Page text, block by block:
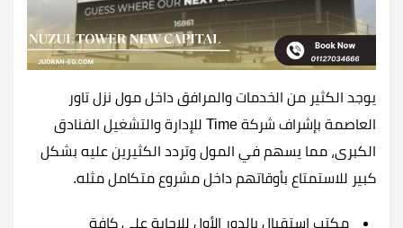
يوجد الكثير من الخدمات والمرافق داخل مول نزل تاور
العاصمة بإشراف شركة Time للإدارة والتشغيل الفنادق
الكبرى، مما يسهم في المول وتردد الكثيرين عليه بشكل
كبير للاستمتاع بأوقاتهم داخل مشروع متكامل مثله.
مكتب استقبال بالدور الأول للاجابة على كافة